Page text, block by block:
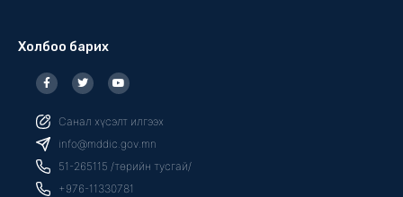
Холбоо барих
F
a
c
b
o
o
k
f
T
w
i
t
r
Y
o
u
u
e
Санал хүсэлт илгээх
info@mddic.gov.mn
51-265115 /төрийн тусгай/
+976-11330781